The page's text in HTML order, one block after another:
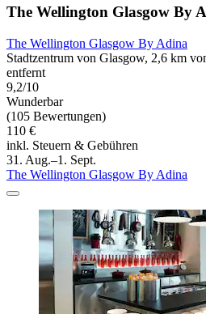
The Wellington Glasgow By
The Wellington Glasgow By Adina
Stadtzentrum von Glasgow, 2,6 km
entfernt
9,2/10
Wunderbar
(105 Bewertungen)
110 €
inkl. Steuern & Gebühren
31. Aug.–1. Sept.
The Wellington Glasgow By Adina